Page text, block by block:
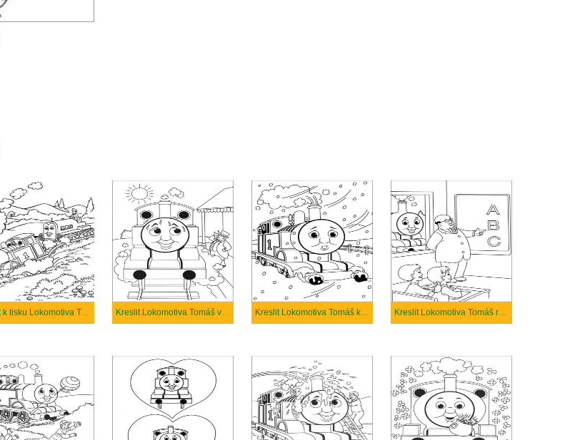
Kreslit k tisku Lokomotiva Tomáš Kreslit Lokomotiva Tomáš velmi roztomilý Kreslit Lokomotiva Tomáš k tisku Kreslit Lokomotiva Tomáš roztomilý